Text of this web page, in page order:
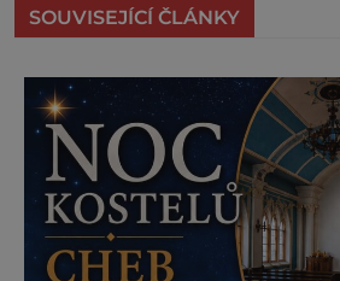
SOUVISEJÍCÍ ČLÁNKY